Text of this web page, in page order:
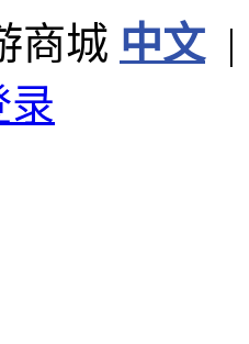
商城 中文
录